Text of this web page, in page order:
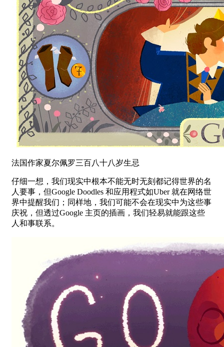
法国作家夏尔佩罗三百八十八岁生忌
仔细一想，我们现实中根本不能无时无刻都记得世界的名
人要事，但Google Doodles 和应用程式如Uber 就在网络世
界中提醒我们；同样地，我们可能不会在现实中为这些事
庆祝，但透过Google 主页的插画，我们轻易就能跟这些
人和事联系。